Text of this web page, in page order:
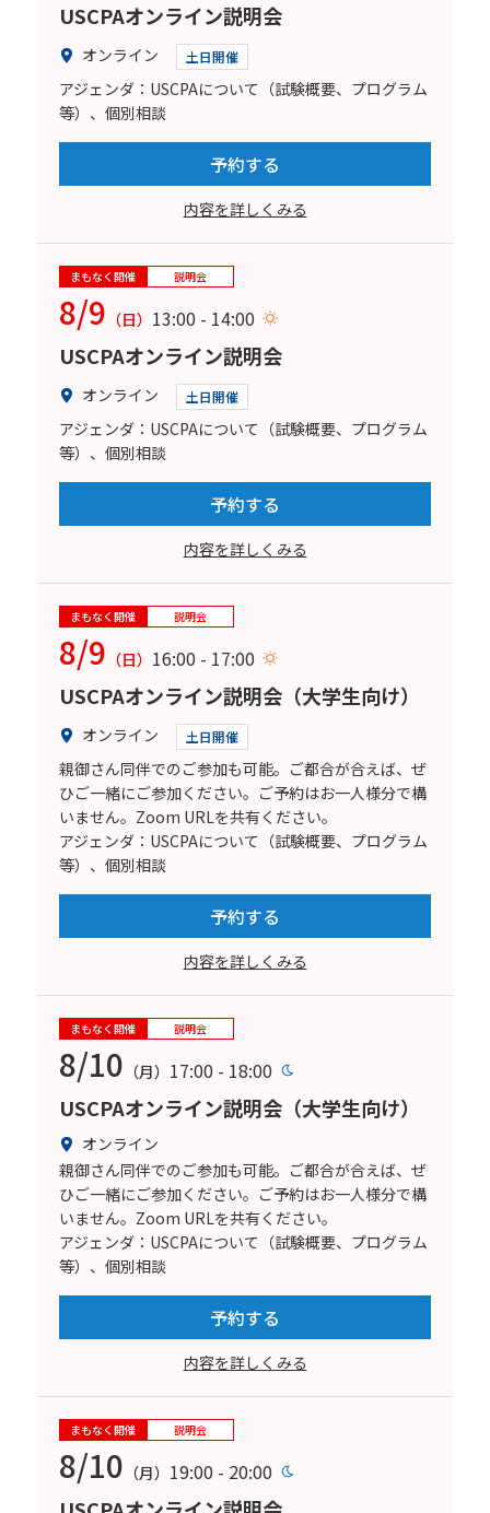
USCPAオンライン説明会
オンライン 土日開催
アジェンダ：USCPAについて（試験概要、プログラム
等）、個別相談
予約する
内容を詳しくみる
まもなく開催 説明会
8/9 （日） 13:00 - 14:00
USCPAオンライン説明会
オンライン 土日開催
アジェンダ：USCPAについて（試験概要、プログラム
等）、個別相談
予約する
内容を詳しくみる
まもなく開催 説明会
8/9 （日） 16:00 - 17:00
USCPAオンライン説明会（大学生向け）
オンライン 土日開催
親御さん同伴でのご参加も可能。ご都合が合えば、ぜ
ひご一緒にご参加ください。ご予約はお一人様分で構
いません。Zoom URLを共有ください。
アジェンダ：USCPAについて（試験概要、プログラム
等）、個別相談
予約する
内容を詳しくみる
まもなく開催 説明会
8/10 （月） 17:00 - 18:00
USCPAオンライン説明会（大学生向け）
オンライン
親御さん同伴でのご参加も可能。ご都合が合えば、ぜ
ひご一緒にご参加ください。ご予約はお一人様分で構
いません。Zoom URLを共有ください。
アジェンダ：USCPAについて（試験概要、プログラム
等）、個別相談
予約する
内容を詳しくみる
まもなく開催 説明会
8/10 （月） 19:00 - 20:00